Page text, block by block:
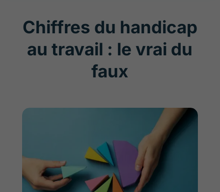
Chiffres du handicap
au travail : le vrai du
faux